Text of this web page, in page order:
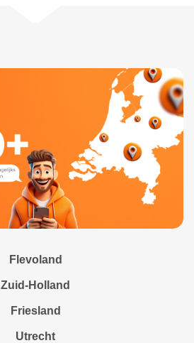
Flevoland
Zuid-Holland
Friesland
Utrecht